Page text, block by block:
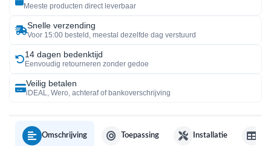
Meeste producten direct leverbaar
Snelle verzending
Voor 15:00 besteld, meestal dezelfde dag verstuurd
14 dagen bedenktijd
Eenvoudig retourneren zonder gedoe
Veilig betalen
iDEAL, Wero, achteraf of bankoverschrijving
Omschrijving Toepassing Installatie